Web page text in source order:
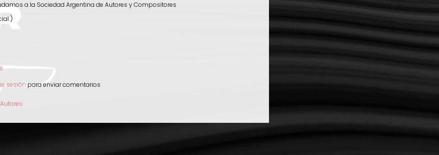
a la Sociedad Argentina de Autores y Compositores
)
sesión para enviar comentarios